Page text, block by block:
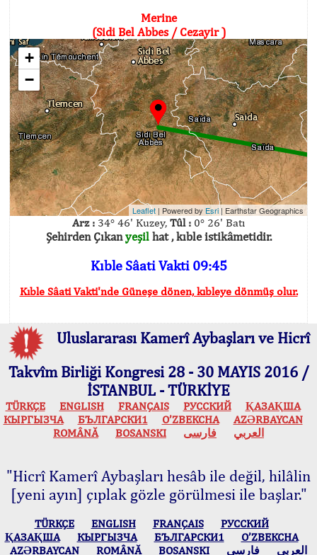
Merine
(Sidi Bel Abbes / Cezayir )
+
−
Leaflet | Powered by Esri| Earthstar Geographics
Arz : 34° 46' Kuzey, Tûl : 0° 26' Batı
Şehirden Çıkanyeşilhat , kıble istikâmetidir.
Kıble Sâati Vakti 09:45
Kıble Sâati Vakti'nde Güneşe dönen, kıbleye dönmüş olur.
Uluslararası Kamerî Aybaşları ve Hicrî
Takvîm Birliği Kongresi 28 - 30 MAYIS 2016 /
İSTANBUL - TÜRKİYE
TÜRKÇE ENGLISH FRANÇAIS РУССКИЙ
ҚАЗАҚША
КЫPГЫЗЧA
БЪЛГАРСКИ1 O’ZBEKCHA
AZӘRBAYCAN
ROMÂNĂ
BOSANSKI العربي فارسی
"Hicrî Kamerî Aybaşları hesâb ile değil, hilâlin
[yeni ayın] çıplak gözle görülmesi ile başlar."
TÜRKÇE ENGLISH FRANÇAIS
РУССКИЙ
ҚАЗАҚША
КЫPГЫЗЧA БЪЛГАРСКИ1
O’ZBEKCHA
AZӘRBAYCAN
ROMÂNĂ BOSANSKI العربي فارسی